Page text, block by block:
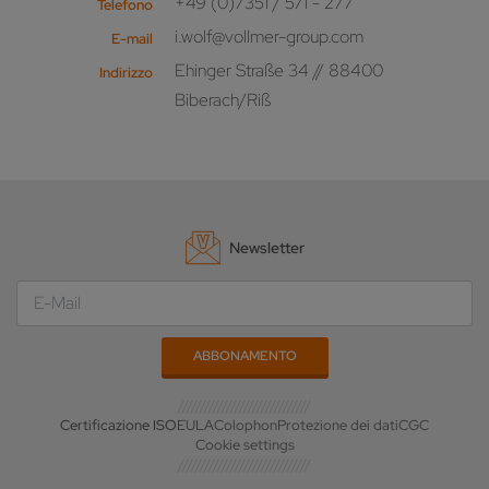
Telefono
E-mail i.wolf@vollmer-group.com
Indirizzo
Ehinger Straße 34 // 88400
Biberach/Riß
Newsletter
Certificazione ISOEULAColophonProtezione dei datiCGC
Cookie settings